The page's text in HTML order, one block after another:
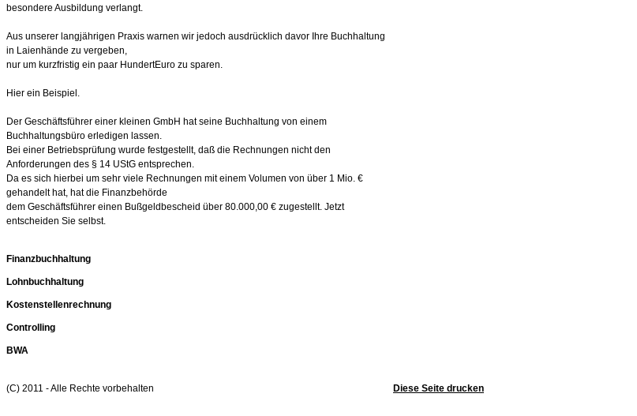
besondere Ausbildung verlangt.
Aus unserer langjährigen Praxis warnen wir jedoch ausdrücklich davor Ihre Buchhaltung
in Laienhände zu vergeben,
nur um kurzfristig ein paar HundertEuro zu sparen.
Hier ein Beispiel.
Der Geschäftsführer einer kleinen GmbH hat seine Buchhaltung von einem
Buchhaltungsbüro erledigen lassen.
Bei einer Betriebsprüfung wurde festgestellt, daß die Rechnungen nicht den
Anforderungen des § 14 UStG entsprechen.
Da es sich hierbei um sehr viele Rechnungen mit einem Volumen von über 1 Mio. €
gehandelt hat, hat die Finanzbehörde
dem Geschäftsführer einen Bußgeldbescheid über 80.000,00 € zugestellt. Jetzt
entscheiden Sie selbst.
Finanzbuchhaltung
Lohnbuchhaltung
Kostenstellenrechnung
Controlling
BWA
(C) 2011 - Alle Rechte vorbehalten Diese Seite drucken